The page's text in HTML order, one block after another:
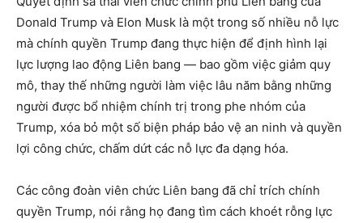
Donald Trump và Elon Musk là một trong số nhiều nỗ lực
mà chính quyền Trump đang thực hiện để định hình lại
lực lượng lao động Liên bang — bao gồm việc giảm quy
mô, thay thế những người làm việc lâu năm bằng những
người được bổ nhiệm chính trị trong phe nhóm của
Trump, xóa bỏ một số biện pháp bảo vệ an ninh và quyền
lợi công chức, chấm dứt các nỗ lực đa dạng hóa.
Các công đoàn viên chức Liên bang đã chỉ trích chính
quyền Trump, nói rằng họ đang tìm cách khoét rỗng lực